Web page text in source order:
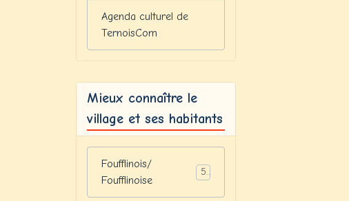
Agenda culturel de
TernoisCom
Mieux connaître le
village et ses habitants
Foufflinois/
Foufflinoise
5